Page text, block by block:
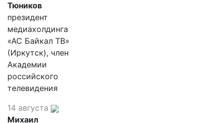
Тюников
президент
медиахолдинга
«АС Байкал ТВ»
(Иркутск), член
Академии
российского
телевидения
14 августа
Михаил